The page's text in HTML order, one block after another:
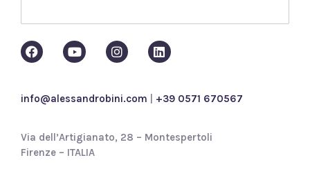
i
c
info@alessandrobini.com +39 0571 670567
Via dell’Artigianato, 28 – Montespertoli
Firenze – ITALIA